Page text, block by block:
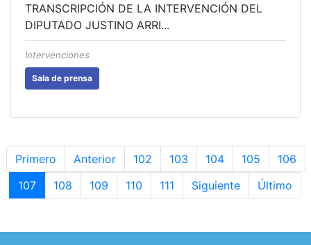
TRANSCRIPCIÓN DE LA INTERVENCIÓN DEL
DIPUTADO JUSTINO ARRI...
Intervenciones
Sala de prensa
Primero Anterior 102 103 104 105
106
107
108 109 110 111 Siguiente Último